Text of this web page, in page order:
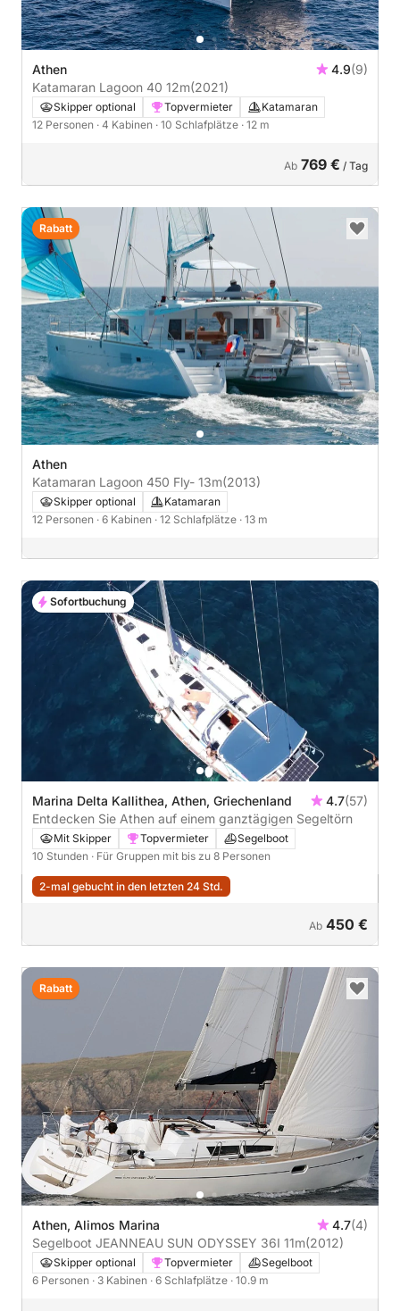
Athen 4.9(9)
Katamaran Lagoon 40 12m(2021)
Skipper optional Topvermieter
Katamaran
12 Personen · 4 Kabinen · 10 Schlafplätze · 12 m
Ab 769 € / Tag
Athen
Katamaran Lagoon 450 Fly- 13m(2013)
Skipper optional
Katamaran
12 Personen · 6 Kabinen · 12 Schlafplätze · 13 m
Rabatt
Marina Delta Kallithea, Athen, Griechenland 4.7(57)
Entdecken Sie Athen auf einem ganztägigen Segeltörn
Mit Skipper Topvermieter
Segelboot
10 Stunden · Für Gruppen mit bis zu 8 Personen
2-mal gebucht in den letzten 24 Std.
Ab 450 €
Sofortbuchung
Athen, Alimos Marina 4.7(4)
Segelboot JEANNEAU SUN ODYSSEY 36I 11m(2012)
Skipper optional Topvermieter
Segelboot
6 Personen · 3 Kabinen · 6 Schlafplätze · 10.9 m
Rabatt